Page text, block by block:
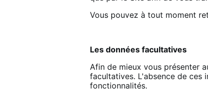
Vous pouvez à tout moment
Les données facultatives
Afin de mieux vous présenter
facultatives. L'absence de ces
fonctionnalités.